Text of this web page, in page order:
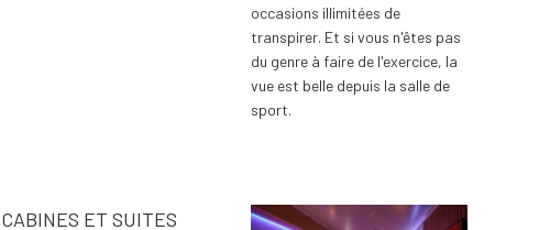
occasions illimitées de
transpirer. Et si vous n'êtes pas
du genre à faire de l'exercice, la
vue est belle depuis la salle de
sport.
CABINES ET SUITES